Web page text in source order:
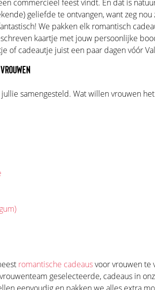
commercieel feest vindt. En dat is
geliefde te ontvangen, want zeg
We pakken elk romantisch
kaartje met jouw persoonlijke
of cadeautje juist een paar dagen vóór
samengesteld. Wat willen vrouwen
romantische cadeausvoor vrouwen te
geselecteerde, cadeaus in